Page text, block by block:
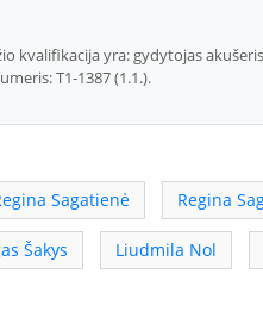
kvalifikacija yra: gydytojas
T1-1387 (1.1.).
Sagatienė Regina
Šakys Liudmila Nol